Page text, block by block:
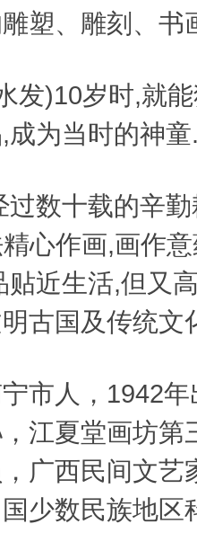
塑、雕刻、书
发)10岁时,就
成为当时的神童
过数十载的辛
心作画,画作
贴近生活,但又
古国及传统文
市人，1942
江夏堂画坊第
广西民间文艺
少数民族地区